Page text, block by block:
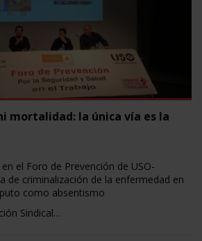
mortalidad: la única vía es la
el Foro de Prevención de USO-
de criminalización de la enfermedad en
como absentismo
Sindical…